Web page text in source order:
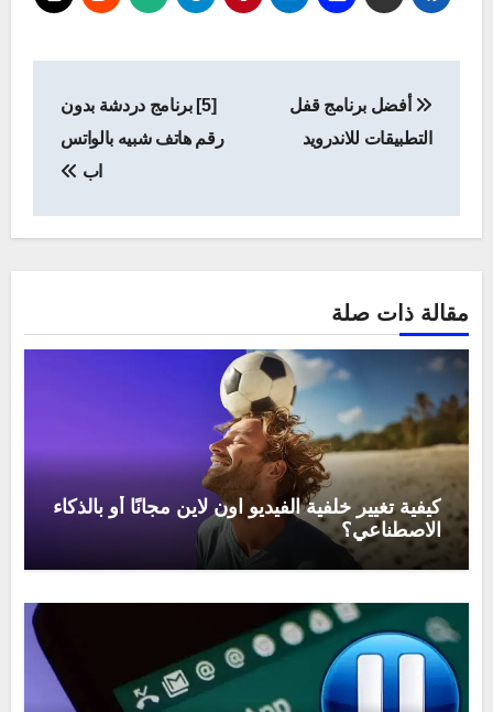
المقالات
أفضل برنامج قفل
التطبيقات للاندرويد
[5] برنامج دردشة بدون
رقم هاتف شبيه بالواتس
اب
مقالة ذات صلة
كيفية تغيير خلفية الفيديو اون لاين مجانًا أو بالذكاء
الاصطناعي؟